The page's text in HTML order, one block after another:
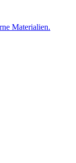
Materialien.